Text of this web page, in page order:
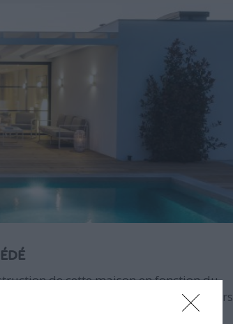
de cette maison en fonction du
clos couvert (hors d'eau, hors